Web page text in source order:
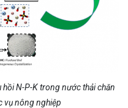
hồi N-P-K trong nước thải chăn
phục vụ nông nghiệp